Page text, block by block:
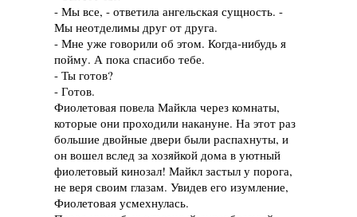
- Мы все, - ответила ангельская сущность. -
Мы неотделимы друг от друга.
- Мне уже говорили об этом. Когда-нибудь я
пойму. А пока спасибо тебе.
- Ты готов?
- Готов.
Фиолетовая повела Майкла через комнаты,
которые они проходили накануне. На этот раз
большие двойные двери были распахнуты, и
он вошел вслед за хозяйкой дома в уютный
фиолетовый кинозал! Майкл застыл у порога,
не веря своим глазам. Увидев его изумление,
Фиолетовая усмехнулась.